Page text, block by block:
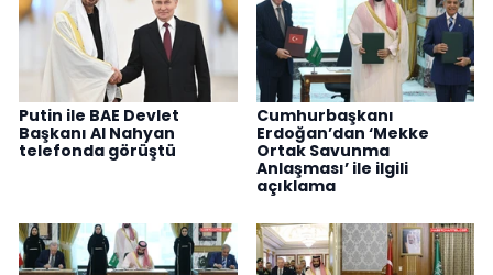
Putin ile BAE Devlet
Başkanı Al Nahyan
telefonda görüştü
Cumhurbaşkanı
Erdoğan’dan ‘Mekke
Ortak Savunma
Anlaşması’ ile ilgili
açıklama